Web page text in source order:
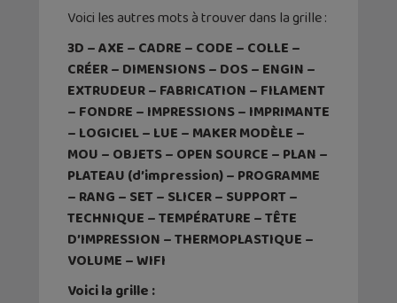
Voici les autres mots à trouver dans la grille :
3D – AXE – CADRE – CODE – COLLE –
CRÉER – DIMENSIONS – DOS – ENGIN –
EXTRUDEUR – FABRICATION – FILAMENT
– FONDRE – IMPRESSIONS – IMPRIMANTE
– LOGICIEL – LUE – MAKER MODÈLE –
MOU – OBJETS – OPEN SOURCE – PLAN –
PLATEAU (d’impression) – PROGRAMME
– RANG – SET – SLICER – SUPPORT –
TECHNIQUE – TEMPÉRATURE – TÊTE
D’IMPRESSION – THERMOPLASTIQUE –
VOLUME – WIFI
Voicila grille :